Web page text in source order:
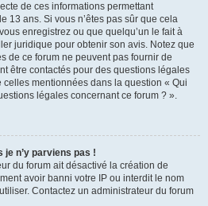
de ces informations permettant
13 ans. Si vous n’êtes pas sûr que cela
enregistrez ou que quelqu’un le fait à
juridique pour obtenir son avis. Notez que
de ce forum ne peuvent pas fournir de
être contactés pour des questions légales
celles mentionnées dans la question « Qui
légales concernant ce forum ? ».
je n’y parviens pas !
du forum ait désactivé la création de
avoir banni votre IP ou interdit le nom
Contactez un administrateur du forum